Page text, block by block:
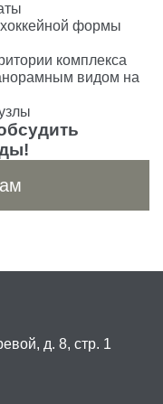
формы
комплекса
видом на
д. 8, стр. 1